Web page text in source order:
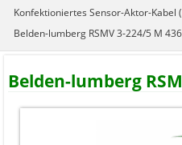
Konfektioniertes Sensor-Aktor-Kabel
Belden-lumberg RSMV 3-224/5 M
Belden-lumberg